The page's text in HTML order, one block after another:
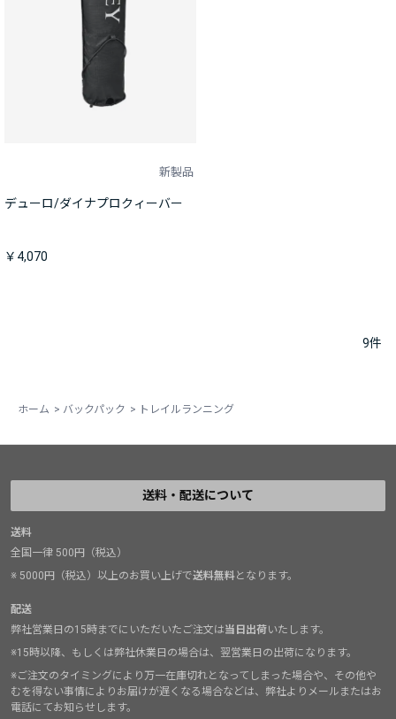
新製品
デューロ/ダイナプロクィーバー
￥4,070
9件
ホーム > バックパック > トレイルランニング
送料・配送について
送料
全国一律 500円（税込）
※ 5000円（税込）以上のお買い上げで送料無料となります。
配送
弊社営業日の15時までにいただいたご注文は当日出荷いたします。
※15時以降、もしくは弊社休業日の場合は、翌営業日の出荷になります。
※ご注文のタイミングにより万一在庫切れとなってしまった場合や、その他や
むを得ない事情によりお届けが遅くなる場合などは、弊社よりメールまたはお
電話にてお知らせします。